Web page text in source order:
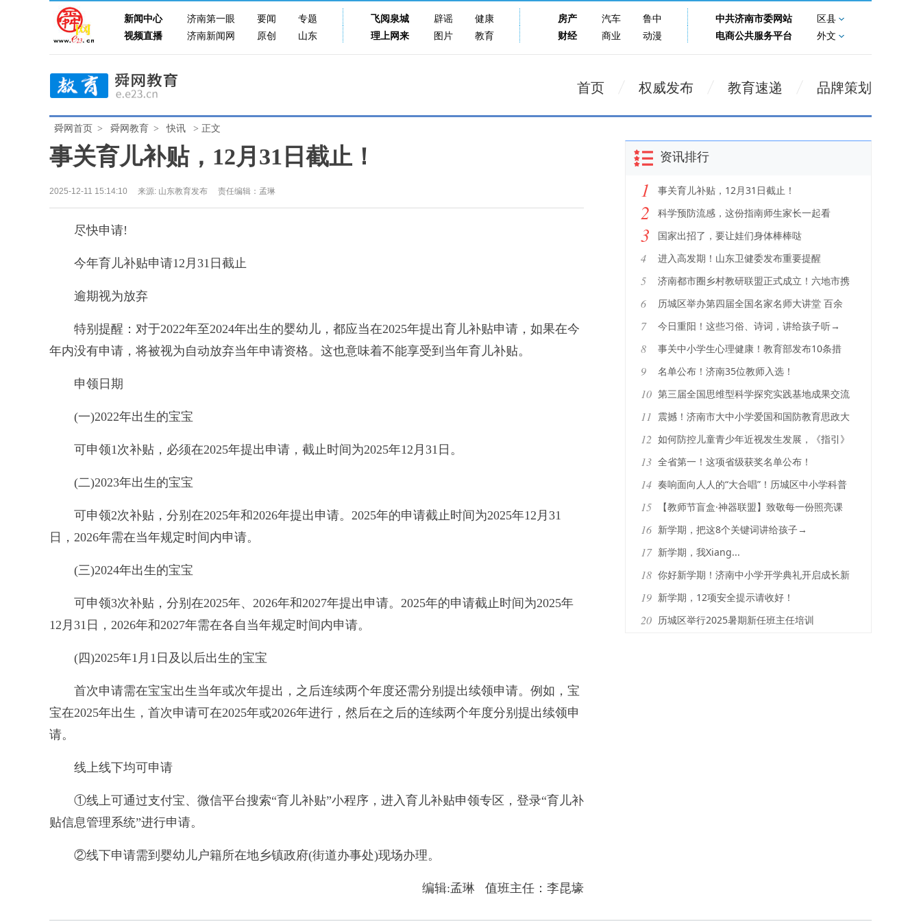
新闻中心 济南第一眼 要闻 专题 飞阅泉城 辟谣 健康 房产 汽车 鲁中 中共济南市委网站
区县
视频直播
济南新闻网 原创 山东 理上网来 图片 教育 财经 商业 动漫 电商公共服务平台 外文
首页 权威发布 教育速递 品牌策划
舜网首页 > 舜网教育 > 快讯 > 正文
事关育儿补贴，12月31日截止！
2025-12-11 15:14:10 来源: 山东教育发布 责任编辑：孟琳
尽快申请!
今年育儿补贴申请12月31日截止
逾期视为放弃
特别提醒：对于2022年至2024年出生的婴幼儿，都应当在2025年提出育儿补贴申请，如果在今
年内没有申请，将被视为自动放弃当年申请资格。这也意味着不能享受到当年育儿补贴。
申领日期
(一)2022年出生的宝宝
可申领1次补贴，必须在2025年提出申请，截止时间为2025年12月31日。
(二)2023年出生的宝宝
可申领2次补贴，分别在2025年和2026年提出申请。2025年的申请截止时间为2025年12月31
日，2026年需在当年规定时间内申请。
(三)2024年出生的宝宝
可申领3次补贴，分别在2025年、2026年和2027年提出申请。2025年的申请截止时间为2025年
12月31日，2026年和2027年需在各自当年规定时间内申请。
(四)2025年1月1日及以后出生的宝宝
首次申请需在宝宝出生当年或次年提出，之后连续两个年度还需分别提出续领申请。例如，宝
宝在2025年出生，首次申请可在2025年或2026年进行，然后在之后的连续两个年度分别提出续领申
请。
线上线下均可申请
①线上可通过支付宝、微信平台搜索“育儿补贴”小程序，进入育儿补贴申领专区，登录“育儿补
贴信息管理系统”进行申请。
②线下申请需到婴幼儿户籍所在地乡镇政府(街道办事处)现场办理。
编辑:孟琳 值班主任：李昆壕
资讯排行
1 事关育儿补贴，12月31日截止！
2 科学预防流感，这份指南师生家长一起看
3 国家出招了，要让娃们身体棒棒哒
4 进入高发期！山东卫健委发布重要提醒
5
济南都市圈乡村教研联盟正式成立！六地市携
手共绘乡村教育新图景
6
历城区举办第四届全国名家名师大讲堂 百余
语文教师共探语文之道
7 今日重阳！这些习俗、诗词，讲给孩子听→
8
事关中小学生心理健康！教育部发布10条措
施
9 名单公布！济南35位教师入选！
10 第三届全国思维型科学探究实践基地成果交流
会在济南举行
11 震撼！济南市大中小学爱国和国防教育思政大
课活动在历城区举办
12 如何防控儿童青少年近视发生发展，《指引》
来了
13 全省第一！这项省级获奖名单公布！
14 奏响面向人人的“大合唱”！历城区中小学科普
月盛大启幕
15
【教师节盲盒·神器联盟】致敬每一份照亮课
堂的热爱！
16 新学期，把这8个关键词讲给孩子→
17 新学期，我Xiang...
18 你好新学期！济南中小学开学典礼开启成长新
篇章
19 新学期，12项安全提示请收好！
20 历城区举行2025暑期新任班主任培训